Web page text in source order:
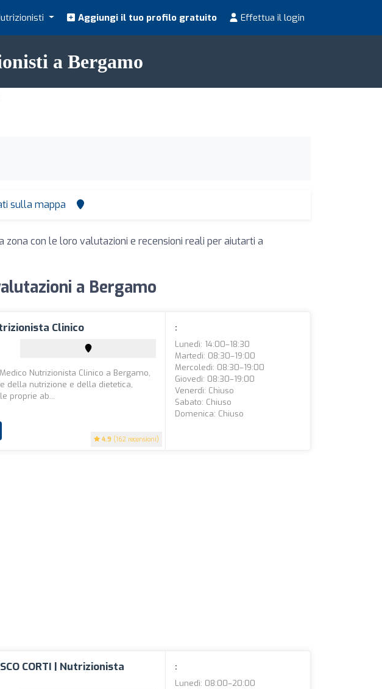
Aggiungi il tuo profilo gratuito Effettua il login
a Bergamo
sulla mappa
zona con le loro valutazioni e recensioni reali per aiutarti a
a Bergamo
Clinico
4.9 (162 recensioni)
Nutrizionista Clinico a Bergamo,
della nutrizione e della dietetica,
proprie ab...
:
Lunedì: 14:00–18:30
Martedì: 08:30–19:00
Mercoledì: 08:30–19:00
Giovedì: 08:30–19:00
Venerdì: Chiuso
Sabato: Chiuso
Domenica: Chiuso
CORTI | Nutrizionista
:
Lunedì: 08:00–20:00